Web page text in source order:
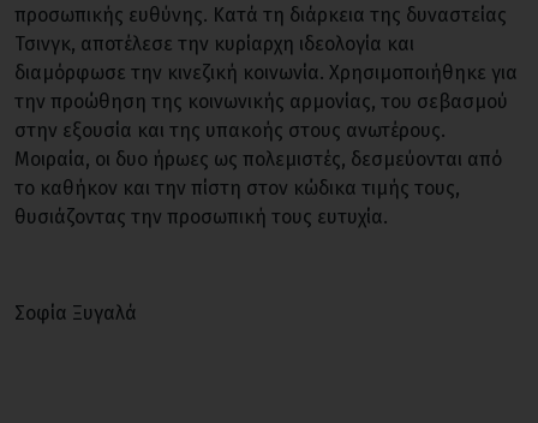
προσωπικής ευθύνης. Κατά τη διάρκεια της δυναστείας
Τσινγκ, αποτέλεσε την κυρίαρχη ιδεολογία και
διαμόρφωσε την κινεζική κοινωνία. Χρησιμοποιήθηκε για
την προώθηση της κοινωνικής αρμονίας, του σεβασμού
στην εξουσία και της υπακοής στους ανωτέρους.
Μοιραία, οι δυο ήρωες ως πολεμιστές, δεσμεύονται από
το καθήκον και την πίστη στον κώδικα τιμής τους,
θυσιάζοντας την προσωπική τους ευτυχία.
Σοφία Ξυγαλά